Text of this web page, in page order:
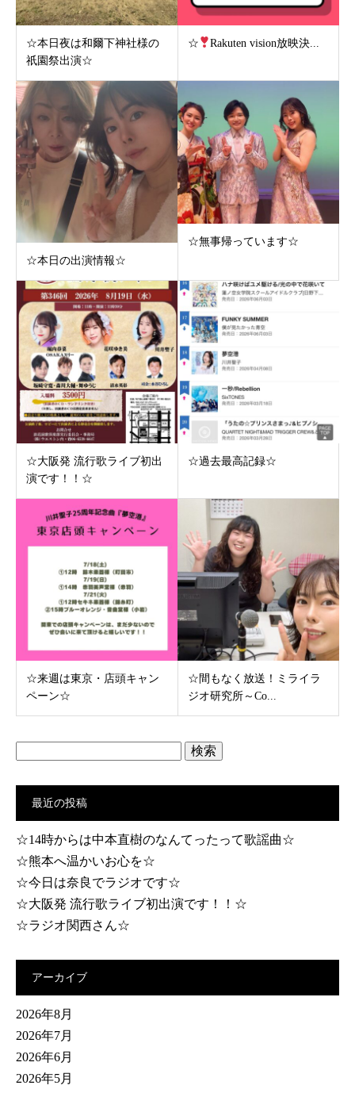
☆本日夜は和爾下神社様の
祇園祭出演☆
☆ Rakuten vision放映決...
☆本日の出演情報☆
☆無事帰っています☆
☆大阪発 流行歌ライブ初出
演です！！☆
☆過去最高記録☆
☆来週は東京・店頭キャン
ペーン☆
☆間もなく放送！ミライラ
ジオ研究所～Co...
最近の投稿
☆14時からは中本直樹のなんてったって歌謡曲☆
☆熊本へ温かいお心を☆
☆今日は奈良でラジオです☆
☆大阪発 流行歌ライブ初出演です！！☆
☆ラジオ関西さん☆
アーカイブ
2026年8月
2026年7月
2026年6月
2026年5月